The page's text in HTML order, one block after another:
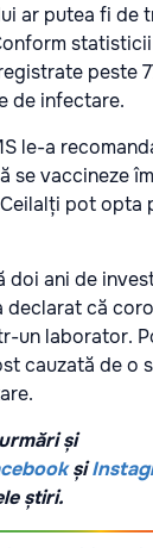
ar putea fi de
peste
de infectare.
le-a
se vaccineze
pot opta
doi ani de
declarat că
un laborator.
cauzată de o
și
și
știri.